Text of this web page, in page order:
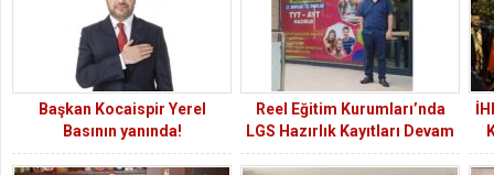
Başkan Kocaispir Yerel
Basının yanında!
Reel Eğitim Kurumları’nda
LGS Hazırlık Kayıtları Devam
Ediyor